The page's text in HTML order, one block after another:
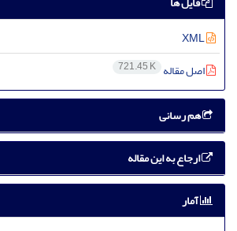
اصل مقاله 721.45 K
هم رسانی
ارجاع به این مقاله
آمار